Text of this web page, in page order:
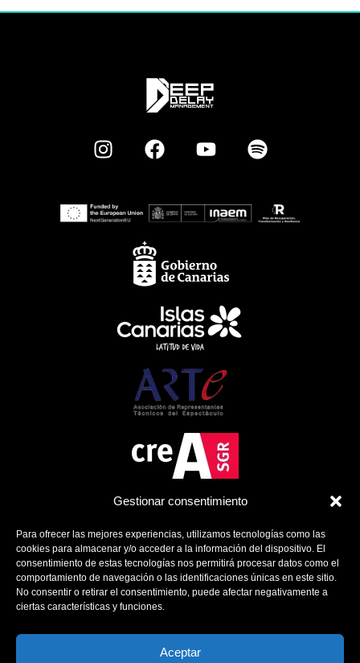
Gestionar consentimiento
Para ofrecer las mejores experiencias, utilizamos tecnologías como las
cookies para almacenar y/o acceder a la información del dispositivo. El
consentimiento de estas tecnologías nos permitirá procesar datos como el
comportamiento de navegación o las identificaciones únicas en este sitio.
No consentir o retirar el consentimiento, puede afectar negativamente a
ciertas características y funciones.
Aceptar
Política de Cookies
Contacto